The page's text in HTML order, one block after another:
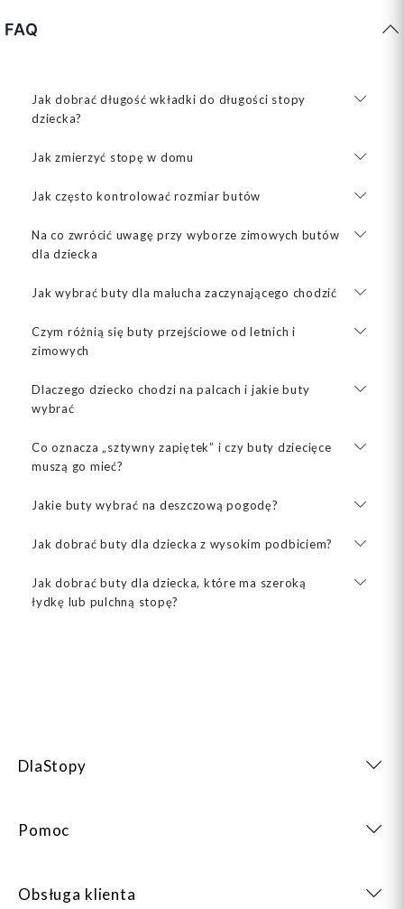
FAQ
Jak dobrać długość wkładki do długości stopy
dziecka?
Jak zmierzyć stopę w domu
Jak często kontrolować rozmiar butów
Na co zwrócić uwagę przy wyborze zimowych butów
dla dziecka
Jak wybrać buty dla malucha zaczynającego chodzić
Czym różnią się buty przejściowe od letnich i
zimowych
Dlaczego dziecko chodzi na palcach i jakie buty
wybrać
Co oznacza „sztywny zapiętek” i czy buty dziecięce
muszą go mieć?
Jakie buty wybrać na deszczową pogodę?
Jak dobrać buty dla dziecka z wysokim podbiciem?
Jak dobrać buty dla dziecka, które ma szeroką
łydkę lub pulchną stopę?
DlaStopy
Pomoc
Obsługa klienta